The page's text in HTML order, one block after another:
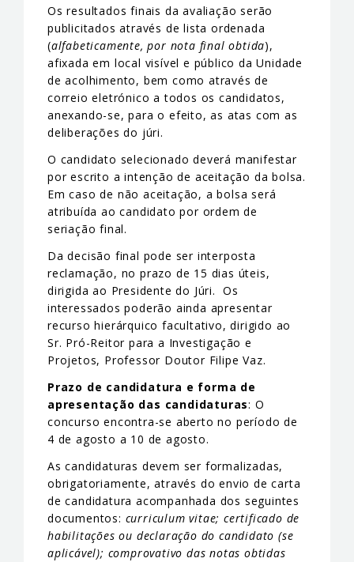
Os resultados finais da avaliação serão
publicitados através de lista ordenada
(alfabeticamente, por nota final obtida),
afixada em local visível e público da Unidade
de acolhimento, bem como através de
correio eletrónico a todos os candidatos,
anexando-se, para o efeito, as atas com as
deliberações do júri.
O candidato selecionado deverá manifestar
por escrito a intenção de aceitação da bolsa.
Em caso de não aceitação, a bolsa será
atribuída ao candidato por ordem de
seriação final.
Da decisão final pode ser interposta
reclamação, no prazo de 15 dias úteis,
dirigida ao Presidente do Júri. Os
interessados poderão ainda apresentar
recurso hierárquico facultativo, dirigido ao
Sr. Pró-Reitor para a Investigação e
Projetos, Professor Doutor Filipe Vaz.
Prazo de candidatura e forma de
apresentação das candidaturas: O
concurso encontra-se aberto no período de
4 de agosto a 10 de agosto.
As candidaturas devem ser formalizadas,
obrigatoriamente, através do envio de carta
de candidatura acompanhada dos seguintes
documentos: curriculum vitae; certificado de
habilitações ou declaração do candidato (se
aplicável); comprovativo das notas obtidas